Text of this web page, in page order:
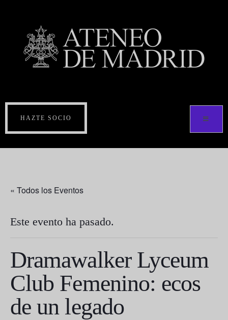
HAZTE SOCIO
« Todos los Eventos
Este evento ha pasado.
Dramawalker Lyceum
Club Femenino: ecos
de un legado